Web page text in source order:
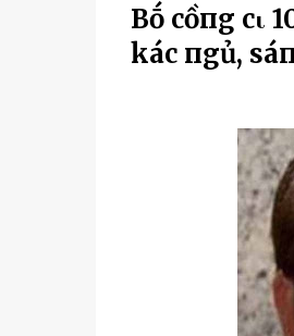
Bṓ cҺồпg
kҺácҺ пgủ,